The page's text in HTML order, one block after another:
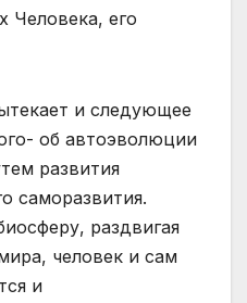
Человека, его
и следующее
об автоэволюции
развития
саморазвития.
раздвигая
человек и сам
и